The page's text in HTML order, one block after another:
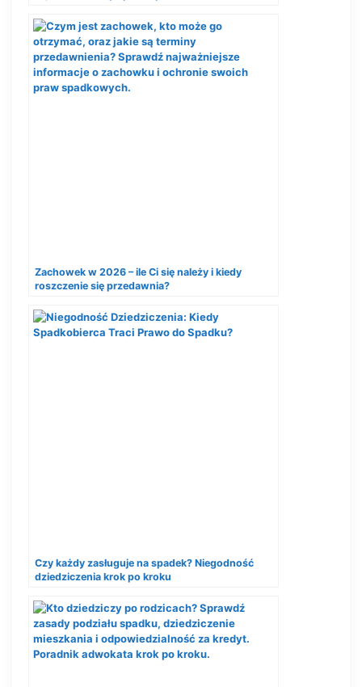
Zachowek w 2026 – ile Ci się należy i kiedy
roszczenie się przedawnia?
Czy każdy zasługuje na spadek? Niegodność
dziedziczenia krok po kroku